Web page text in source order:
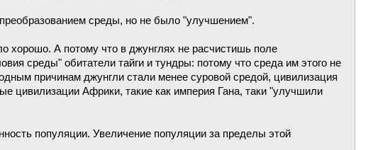
среды, но не было "улучшением".
хорошо. А потому что в джунглях не расчистишь поле
среды" обитатели тайги и тундры: потому что среда им этого не
причинам джунгли стали менее суровой средой, цивилизация
цивилизации Африки, такие как империя Гана, таки "улучшили
популяции. Увеличение популяции за пределы этой